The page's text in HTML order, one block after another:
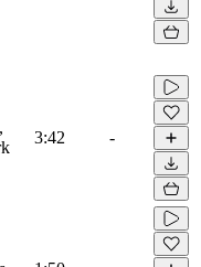
3:42 -